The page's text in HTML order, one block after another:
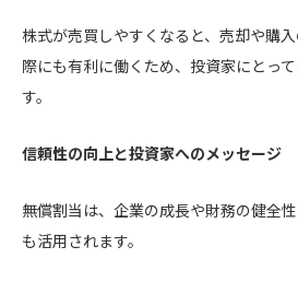
株式が売買しやすくなると、売却や購
際にも有利に働くため、投資家にとっ
す。
信頼性の向上と投資家へのメッセージ
無償割当は、企業の成長や財務の健全
も活用されます。